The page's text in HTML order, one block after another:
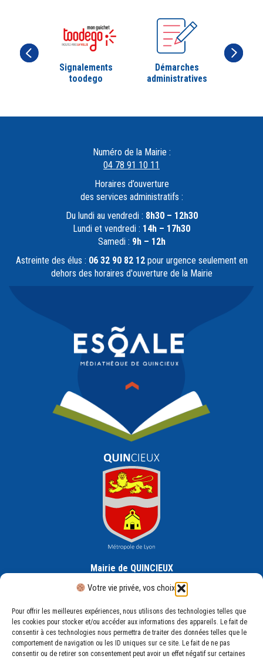
Votre vie privée, vos choix
Pour offrir les meilleures expériences, nous utilisons des technologies telles que
les cookies pour stocker et/ou accéder aux informations des appareils. Le fait de
consentir à ces technologies nous permettra de traiter des données telles que le
comportement de navigation ou les ID uniques sur ce site. Le fait de ne pas
consentir ou de retirer son consentement peut avoir un effet négatif sur certaines
Signalements
toodego
Démarches
administratives
Numéro de la Mairie :
04 78 91 10 11
Horaires d’ouverture
des services administratifs :
Du lundi au vendredi : 8h30 – 12h30
Lundi et vendredi : 14h – 17h30
Samedi : 9h – 12h
Astreinte des élus : 06 32 90 82 12pour urgence seulement en
dehors des horaires d'ouverture de la Mairie
Mairie de QUINCIEUX
30 Rue de la République, 69650 Quincieux